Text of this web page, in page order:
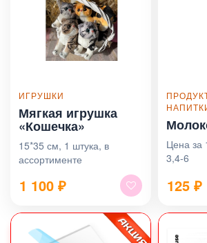
ИГРУШКИ
Мягкая игрушка
«Кошечка»
15*35 см, 1 штука, в
ассортименте
1 100 ₽
Цена за
3,4-6
125 ₽